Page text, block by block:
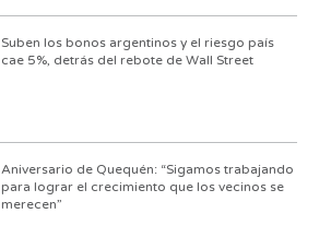
Suben los bonos argentinos y el riesgo país
cae 5%, detrás del rebote de Wall Street
Aniversario de Quequén: “Sigamos trabajando
para lograr el crecimiento que los vecinos se
merecen”